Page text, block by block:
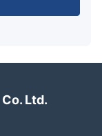
Ltd.